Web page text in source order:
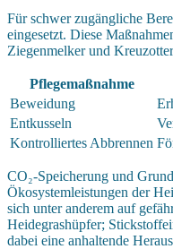
Für schwer zugängliche
eingesetzt. Diese
Ziegenmelker und
Pflegemaßnahme
Beweidung
Entkusseln
Kontrolliertes Abbrennen
CO₂-Speicherung und
Ökosystemleistungen der
sich unter anderem auf
Heidegrashüpfer;
dabei eine anhaltende